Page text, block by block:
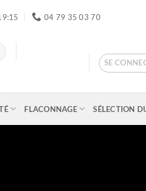
04 79 35 03 70
SE
FLACONNAGE SÉLECTION